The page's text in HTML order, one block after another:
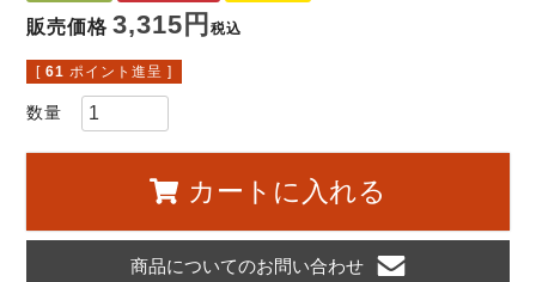
販売価格 3,315 税込
[ 61 ポイント進呈 ]
カートに入れる
商品についてのお問い合わせ